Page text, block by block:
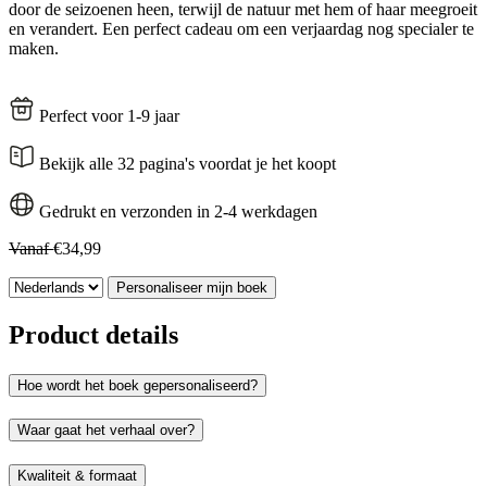
door de seizoenen heen, terwijl de natuur met hem of haar meegroeit
en verandert. Een perfect cadeau om een verjaardag nog specialer te
maken.
Perfect voor 1-9 jaar
Bekijk alle 32 pagina's voordat je het koopt
Gedrukt en verzonden in 2-4 werkdagen
Vanaf€34,99
Personaliseer mijn boek
Product details
Hoe wordt het boek gepersonaliseerd?
Waar gaat het verhaal over?
Kwaliteit & formaat